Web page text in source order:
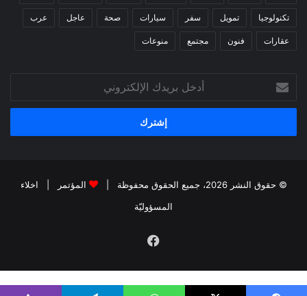
تكنولوجيا تمويل سفر سيارات صحة عاجل عرب
عقارات فنون مجتمع منوعات
بريدك
الإلكتروني
© حقوق النشر 2026، جميع الحقوق محفوظة | المؤتمر
اخلاء
المسؤوليّة
فيسبوك